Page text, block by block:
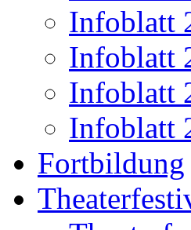
Infoblatt
Infoblatt
Infoblatt
Infoblatt
Fortbildung